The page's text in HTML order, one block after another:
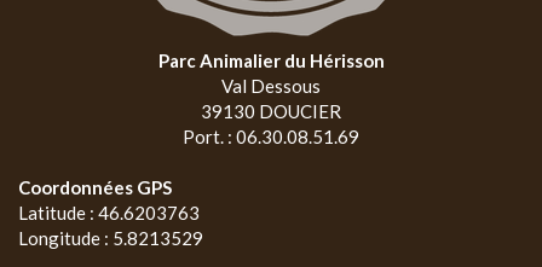
Parc Animalier du Hérisson
Val Dessous
39130 DOUCIER
Port. : 06.30.08.51.69
Coordonnées GPS
Latitude : 46.6203763
Longitude : 5.8213529